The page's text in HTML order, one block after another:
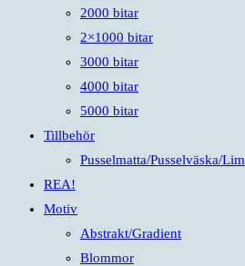
2000 bitar
2×1000 bitar
3000 bitar
4000 bitar
5000 bitar
Tillbehör
Pusselmatta/Pusselväska/Lim
REA!
Motiv
Abstrakt/Gradient
Blommor